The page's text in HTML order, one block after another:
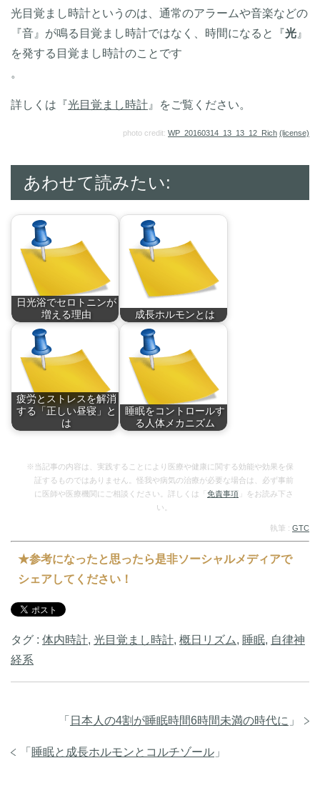
光目覚まし時計というのは、通常のアラームや音楽などの
『音』が鳴る目覚まし時計ではなく、時間になると『光 』
を発する目覚まし時計のことです
。
詳しくは『光目覚まし時計 』をご覧ください。
photo credit: WP_20160314_13_13_12_Rich (license)
あわせて読みたい:
日光浴でセロトニンが
増える理由
全ての生命の源であ
る…
成長ホルモンとは
昔から「寝る子は育
つ…
疲労とストレスを解消
する「正しい昼寝」と
は
睡眠をコントロールす
る人体メカニズム
※当記事の内容は、実践することにより医療や健康に関する効能や効果を保
証するものではありません。怪我や病気の治療が必要な場合は、必ず事前
に医師や医療機関にご相談ください。詳しくは「 免責事項 」をお読み下さ
い。
執筆 : GTC
★参考になったと思ったら是非ソーシャルメディアで
シェアしてください！
タグ : 体内時計, 光目覚まし時計, 概日リズム, 睡眠, 自律神
経系
「 日本人の4割が睡眠時間6時間未満の時代に 」
「 睡眠と成長ホルモンとコルチゾール 」